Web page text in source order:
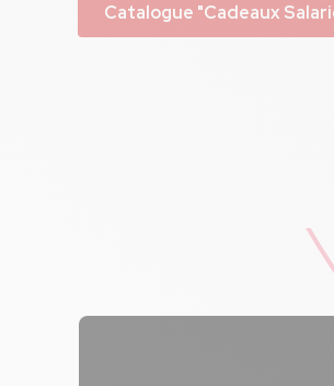
Catalogue "Cadeaux